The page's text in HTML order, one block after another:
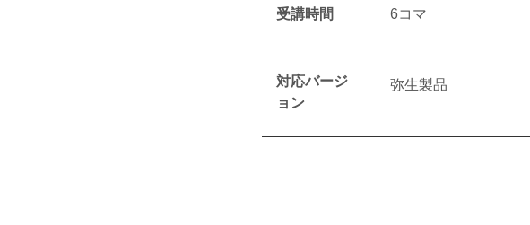
受講時間 6コマ
対応バージ
ョン
弥生製品